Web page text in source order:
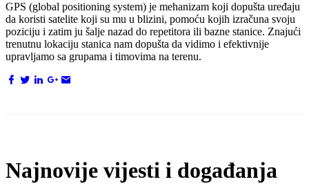
GPS (global positioning system) je mehanizam koji dopušta uređaju
da koristi satelite koji su mu u blizini, pomoću kojih izračuna svoju
poziciju i zatim ju šalje nazad do repetitora ili bazne stanice. Znajući
trenutnu lokaciju stanica nam dopušta da vidimo i efektivnije
upravljamo sa grupama i timovima na terenu.
Najnovije vijesti i događanja